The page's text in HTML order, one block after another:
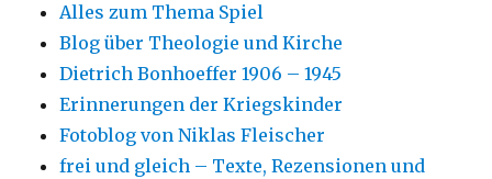
Alles zum Thema Spiel
Blog über Theologie und Kirche
Dietrich Bonhoeffer 1906 – 1945
Erinnerungen der Kriegskinder
Fotoblog von Niklas Fleischer
frei und gleich – Texte, Rezensionen und